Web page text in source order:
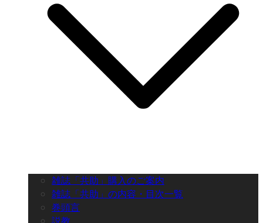
雑誌「共助」購入のご案内
雑誌「共助」の内容・目次一覧
巻頭言